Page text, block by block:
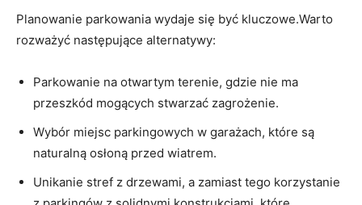
Planowanie⁤ parkowania wydaje się być kluczowe.Warto
rozważyć następujące alternatywy:
Parkowanie na otwartym terenie, gdzie nie ma
przeszkód mogących stwarzać zagrożenie.
Wybór miejsc parkingowych w garażach, które są ​
naturalną osłoną przed wiatrem.
Unikanie ⁤stref z drzewami, a zamiast tego korzystanie